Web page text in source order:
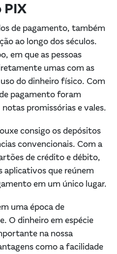
PIX
de pagamento, também
ao longo dos séculos.
em que as pessoas
umas com as
do dinheiro físico. Com
pagamento foram
promissórias e vales.
consigo os depósitos
convencionais. Com a
de crédito e débito,
aplicativos que reúnem
em um único lugar.
uma época de
O dinheiro em espécie
na nossa
como a facilidade